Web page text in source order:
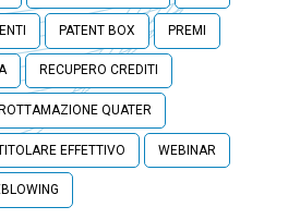
PATENT BOX PREMI
RECUPERO CREDITI
ROTTAMAZIONE QUATER
EFFETTIVO WEBINAR